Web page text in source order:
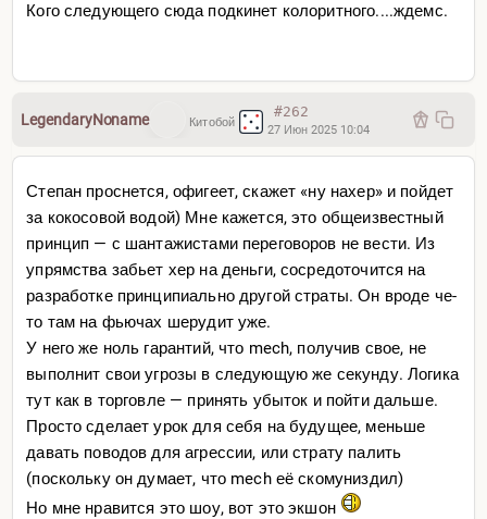
Кого следующего сюда подкинет колоритного....ждемс.
LegendaryNoname Китобой
#262
27 Июн 2025 10:04
Степан проснется, офигеет, скажет «ну нахер» и пойдет
за кокосовой водой) Мне кажется, это общеизвестный
принцип — с шантажистами переговоров не вести. Из
упрямства забьет хер на деньги, сосредоточится на
разработке принципиально другой страты. Он вроде че-
то там на фьючах шерудит уже.
У него же ноль гарантий, что mech, получив свое, не
выполнит свои угрозы в следующую же секунду. Логика
тут как в торговле — принять убыток и пойти дальше.
Просто сделает урок для себя на будущее, меньше
давать поводов для агрессии, или страту палить
(поскольку он думает, что mech её скомуниздил)
Но мне нравится это шоу, вот это экшон